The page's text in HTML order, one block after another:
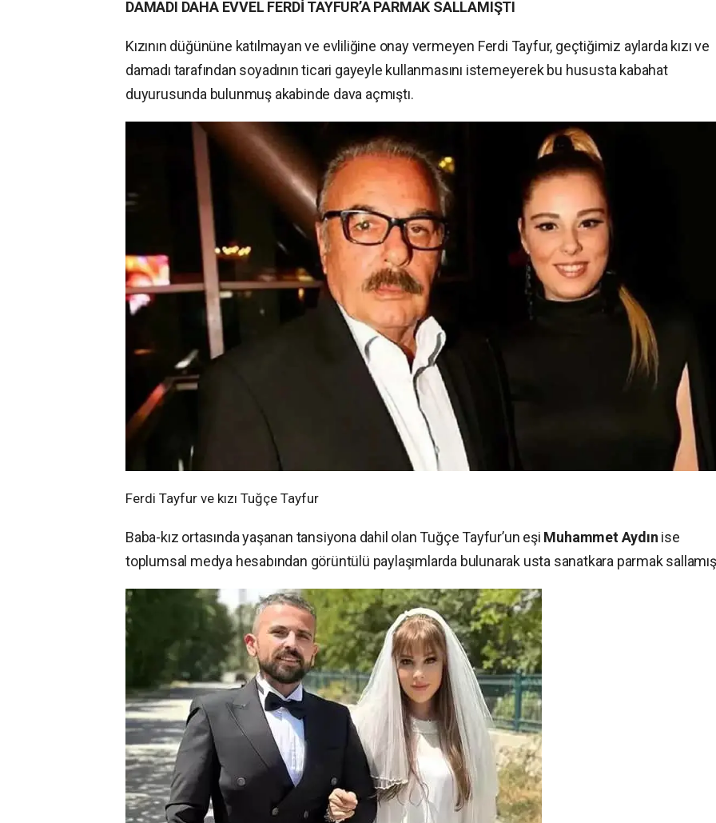
DAMADI DAHA EVVEL FERDİ TAYFUR’A PARMAK SALLAMIŞTI
Kızının düğününe katılmayan ve evliliğine onay vermeyen Ferdi Tayfur, geçtiğimiz aylarda kızı ve
damadı tarafından soyadının ticari gayeyle kullanmasını istemeyerek bu hususta kabahat
duyurusunda bulunmuş akabinde dava açmıştı.
Ferdi Tayfur ve kızı Tuğçe Tayfur
Baba-kız ortasında yaşanan tansiyona dahil olan Tuğçe Tayfur’un eşi Muhammet Aydın ise
toplumsal medya hesabından görüntülü paylaşımlarda bulunarak usta sanatkara parmak